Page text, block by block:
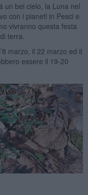
un bel cielo, la Luna nel
con i pianeti in Pesci e
vivranno questa festa
terra.
marzo, il 22 marzo ed il
essere il 19-20